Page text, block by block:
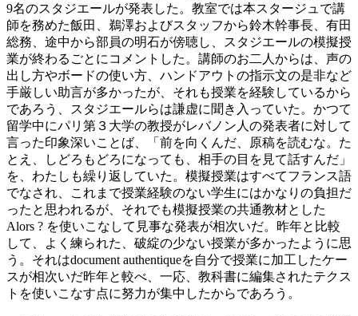
9名のスタジエールが発表した。教室では本スタージュで講
師を務めた飯田、鵜澤およびスタッフから鈴木幹事長、有田
総務、途中から部員の明石が傍聴し、スタジエールの模擬授
業が終わるごとにコメントした。講師のお二人からは、声の
出し方やボードの使い方、ハンドアウトの指示文の是非など
手厳しい助言が多かったが、それも授業を経験しているから
であろう、スタジエールらは謙虚に聞き入っていた。かつて
留学中にパリ第３大学の教授がレバノン人の発表者に対して
言った印象深いことば、「前を向くんだ、原稿を読むな。た
とえ、しどろもどろになっても、相手の目を見て話すんだ」
を、わたしも繰り返していた。模擬授業はすべてフランス語
でなされ、これまで授業経験のない学生にはかなりの負担だ
ったと思われるが、それでも模擬授業の共通教材とした
Alors ? を使いこなして見事な発表が相次いだ。昨年と比較
して、よく練られた、破綻の少ない授業が多かったように思
う。それはdocument authentiqueを自分で授業に加工したケー
スが相次いだ昨年と較べ、一応、教科書に編集されたテクス
トを使いこなす点に努力が集中したからであろう。